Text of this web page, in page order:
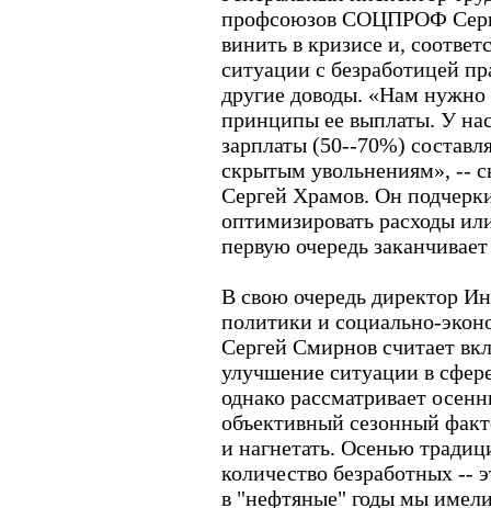
профсоюзов СОЦПРОФ
винить в кризисе и,
ситуации с безработицей
другие доводы. «Нам нужно
принципы ее выплаты. У
зарплаты (50--70%)
скрытым увольнениям», --
Сергей Храмов. Он
оптимизировать расходы
первую очередь
В свою очередь директор
политики и социально-
Сергей Смирнов считает
улучшение ситуации в
однако рассматривает
объективный сезонный
и нагнетать. Осенью
количество безработных --
в "нефтяные" годы мы